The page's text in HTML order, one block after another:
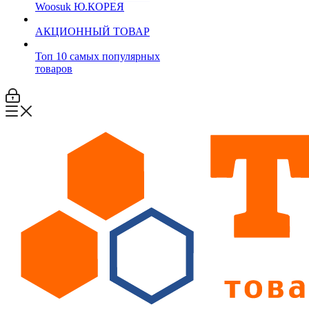
Woosuk Ю.КОРЕЯ
АКЦИОННЫЙ ТОВАР
Топ 10 самых популярных
товаров